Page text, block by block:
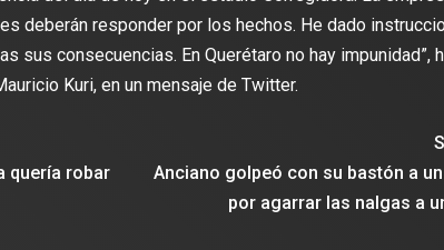
deberán responder por los hechos. He dado
sus consecuencias. En Querétaro no hay impunidad”,
Kuri, en un mensaje de Twitter.
quería robar
Anciano golpeó con su bastón a
por agarrar las nalgas a
León: ‘Vengo a aportar con calidad y
con la ilusión de jugar el Mundial de
Clubes
Travis Scott
edición
para el